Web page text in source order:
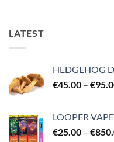
LATEST
HEDGEHOG
€45.00 – €
LOOPER
€25.00 – €